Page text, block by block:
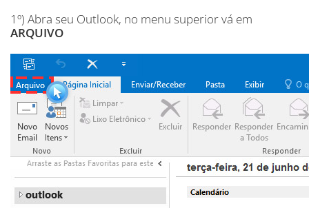
1º) Abra seu Outlook, no menu superior vá em
ARQUIVO